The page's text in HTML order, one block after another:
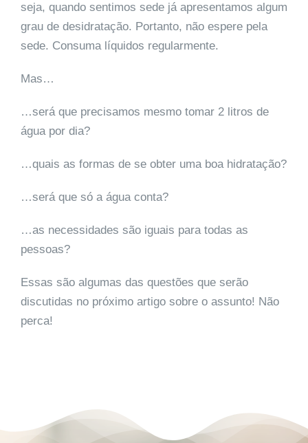
seja, quando sentimos sede já apresentamos algum
grau de desidratação. Portanto, não espere pela
sede. Consuma líquidos regularmente.
Mas…
…será que precisamos mesmo tomar 2 litros de
água por dia?
…quais as formas de se obter uma boa hidratação?
…será que só a água conta?
…as necessidades são iguais para todas as
pessoas?
Essas são algumas das questões que serão
discutidas no próximo artigo sobre o assunto! Não
perca!